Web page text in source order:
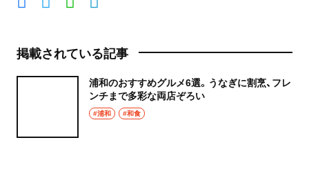
掲載されている記事
浦和のおすすめグルメ6選。うなぎに割烹、フレ
ンチまで多彩な両店ぞろい
#浦和 #和食